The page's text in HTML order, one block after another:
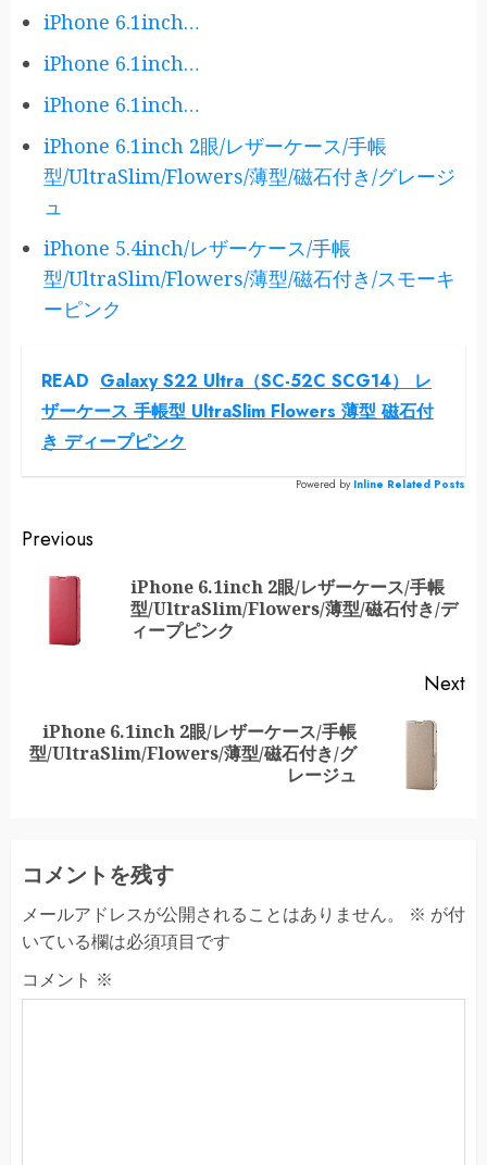
iPhone 6.1inch…
iPhone 6.1inch…
iPhone 6.1inch…
iPhone 6.1inch 2眼/レザーケース/手帳
型/UltraSlim/Flowers/薄型/磁石付き/グレージ
ュ
iPhone 5.4inch/レザーケース/手帳
型/UltraSlim/Flowers/薄型/磁石付き/スモーキ
ーピンク
READ Galaxy S22 Ultra（SC-52C SCG14） レ
ザーケース 手帳型 UltraSlim Flowers 薄型 磁石付
き ディープピンク
Powered by Inline Related Posts
Continue
Reading
Previous
iPhone 6.1inch 2眼/レザーケース/手帳
型/UltraSlim/Flowers/薄型/磁石付き/デ
ィープピンク
Next
Next
iPhone 6.1inch 2眼/レザーケース/手帳
型/UltraSlim/Flowers/薄型/磁石付き/グ
レージュ
コメントを残す
メールアドレスが公開されることはありません。 ※ が付
いている欄は必須項目です
コメント ※